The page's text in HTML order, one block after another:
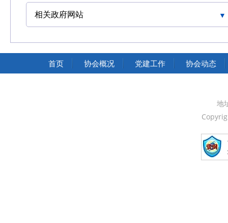
相关政府网站
中国交通运输协会官网
首页 协会概况 党建工作 协会动态
地